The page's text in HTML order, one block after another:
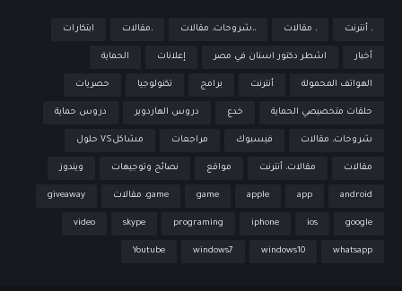
، أنترنت ، مقالات ،،شروحات، مقالات ،مقالات ابتكارات
أخبار اشطر دكتور اسنان في مصر إعلانات الحماية
الهواتف المحمولة أنترنت برامج تكنولوجيا حصريات
حلقات متخصيصي الحماية خدع دروس الهاردوير دروس حماية
شروحات، مقالات فيسبوك مراجعات مشاكلVS حلول
مقالات مقالات، أنترنت مواقع نصائح وتوجيهات ويندوز
android
app
apple
game game، مقالات giveaway
google
ios
iphone
programing
skype
video
whatsapp
windows10
windows7
Youtube